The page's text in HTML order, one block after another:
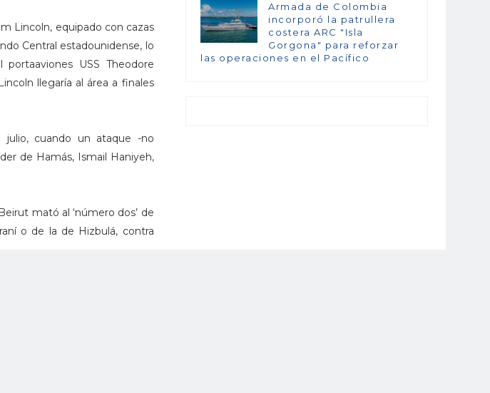
Lincoln, equipado con cazas
Central estadounidense, lo
USS Theodore
llegaría al área a finales
julio, cuando un ataque -no
de Hamás, Ismail Haniyeh,
mató al ‘número dos’ de
o de la de Hizbulá, contra
Armada de Colombia
incorporó la patrullera
costera ARC "Isla
Gorgona" para reforzar
las operaciones en el Pacífico